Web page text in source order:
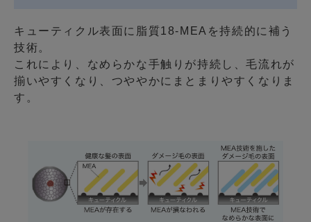
キューティクル表面に脂質18-MEAを持続的に補う
技術。
これにより、なめらかな手触りが持続し、毛流れが
揃いやすくなり、つややかにまとまりやすくなりま
す。